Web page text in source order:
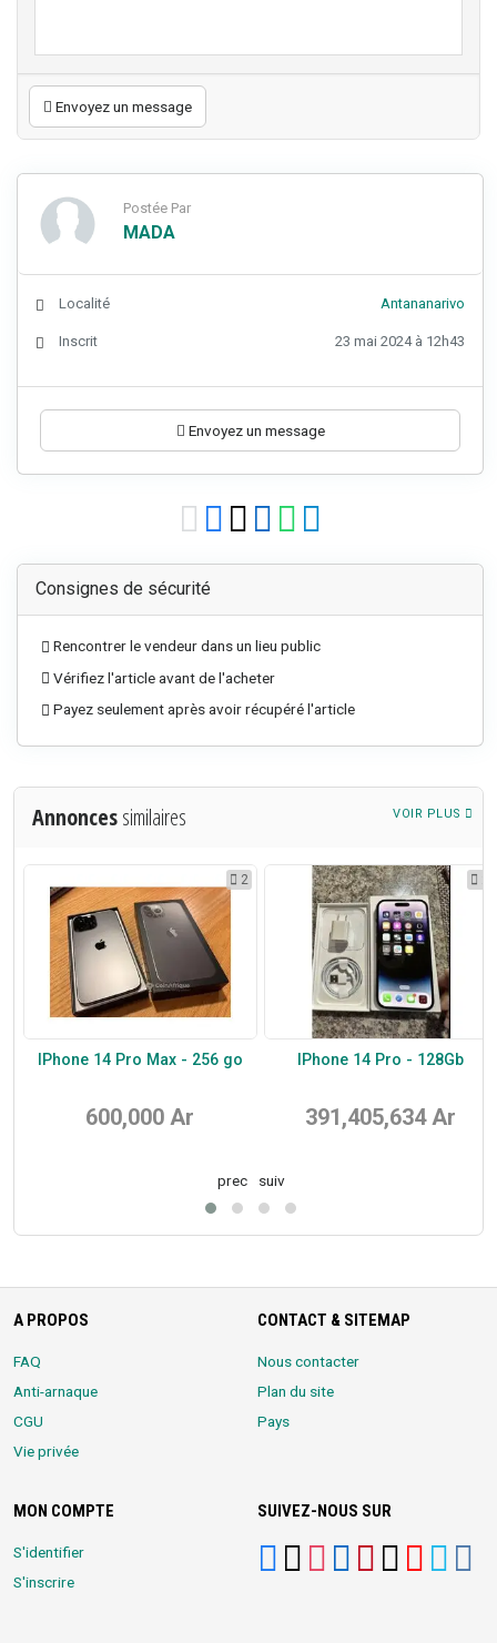
Envoyez un message
Postée Par
MADA
Localité Antananarivo
Inscrit 23 mai 2024 à 12h43
Envoyez un message
Consignes de sécurité
Rencontrer le vendeur dans un lieu public
Vérifiez l'article avant de l'acheter
Payez seulement après avoir récupéré l'article
Annoncessimilaires VOIR PLUS
2
IPhone 14 Pro Max - 256 go
600,000 Ar
IPhone 14 Pro - 128Gb
391,405,634 Ar
prec suiv
A PROPOS
FAQ
Anti-arnaque
CGU
Vie privée
CONTACT & SITEMAP
Nous contacter
Plan du site
Pays
MON COMPTE
S'identifier
S'inscrire
SUIVEZ-NOUS SUR